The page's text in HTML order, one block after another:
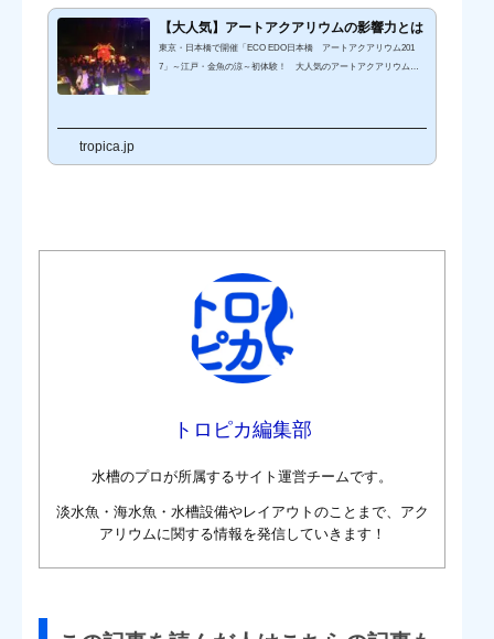
【大人気】アートアクアリウムの影響力とは
東京・日本橋で開催「ECO EDO日本橋 アートアクアリウム201
7」～江戸・金魚の涼～初体験！ 大人気のアートアクアリウムに
tropica.jp
トロピカ編集部
水槽のプロが所属するサイト運営チームです。
淡水魚・海水魚・水槽設備やレイアウトのことまで、アク
アリウムに関する情報を発信していきます！